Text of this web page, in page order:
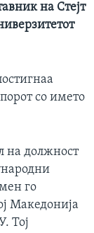
на Стејт
со името
на должност
го
Македонија
Тој